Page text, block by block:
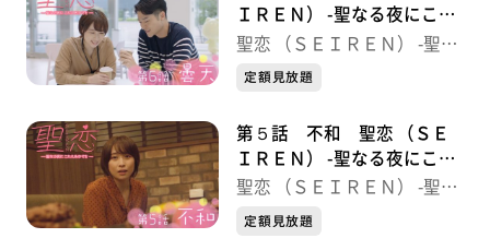
ＩＲＥＮ） -聖なる夜にこた
えあわせを-
聖恋 （ＳＥＩＲＥＮ） -聖な
る夜にこたえあわせを-
定額見放題
第５話 不和 聖恋 （ＳＥ
ＩＲＥＮ） -聖なる夜にこた
えあわせを-
聖恋 （ＳＥＩＲＥＮ） -聖な
る夜にこたえあわせを-
定額見放題